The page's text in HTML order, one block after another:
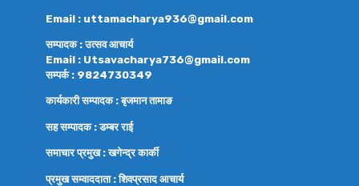
Email : uttamacharya936@gmail.com
सम्पादक : उत्सव आचार्य
Email : Utsavacharya736@gmail.com
सम्पर्क : 9824730349
कार्यकारी सम्पादक : बृजमान तामाङ
सह सम्पादक : डम्बर राई
समाचार प्रमुख : खगेन्द्र कार्की
प्रमुख सम्वाददाता : शिवप्रसाद आचार्य